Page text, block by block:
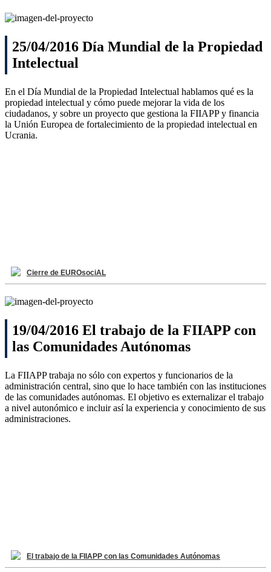
25/04/2016 Día Mundial de la Propiedad
Intelectual
En el Día Mundial de la Propiedad Intelectual hablamos qué es la
propiedad intelectual y cómo puede mejorar la vida de los
ciudadanos, y sobre un proyecto que gestiona la FIIAPP y financia
la Unión Europea de fortalecimiento de la propiedad intelectual en
Ucrania.
Cierre de EUROsociAL
19/04/2016 El trabajo de la FIIAPP con
las Comunidades Autónomas
La FIIAPP trabaja no sólo con expertos y funcionarios de la
administración central, sino que lo hace también con las instituciones
de las comunidades autónomas. El objetivo es externalizar el trabajo
a nivel autonómico e incluir así la experiencia y conocimiento de sus
administraciones.
El trabajo de la FIIAPP con las Comunidades Autónomas